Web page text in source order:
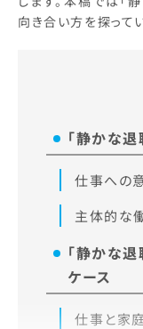
向き合い方を探って
「静かな
仕事への
主体的な
「静かな
ケース
仕事と家